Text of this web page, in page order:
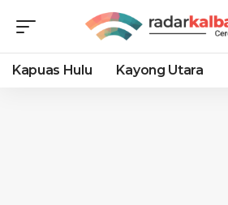
Kapuas Hulu Kayong Utara